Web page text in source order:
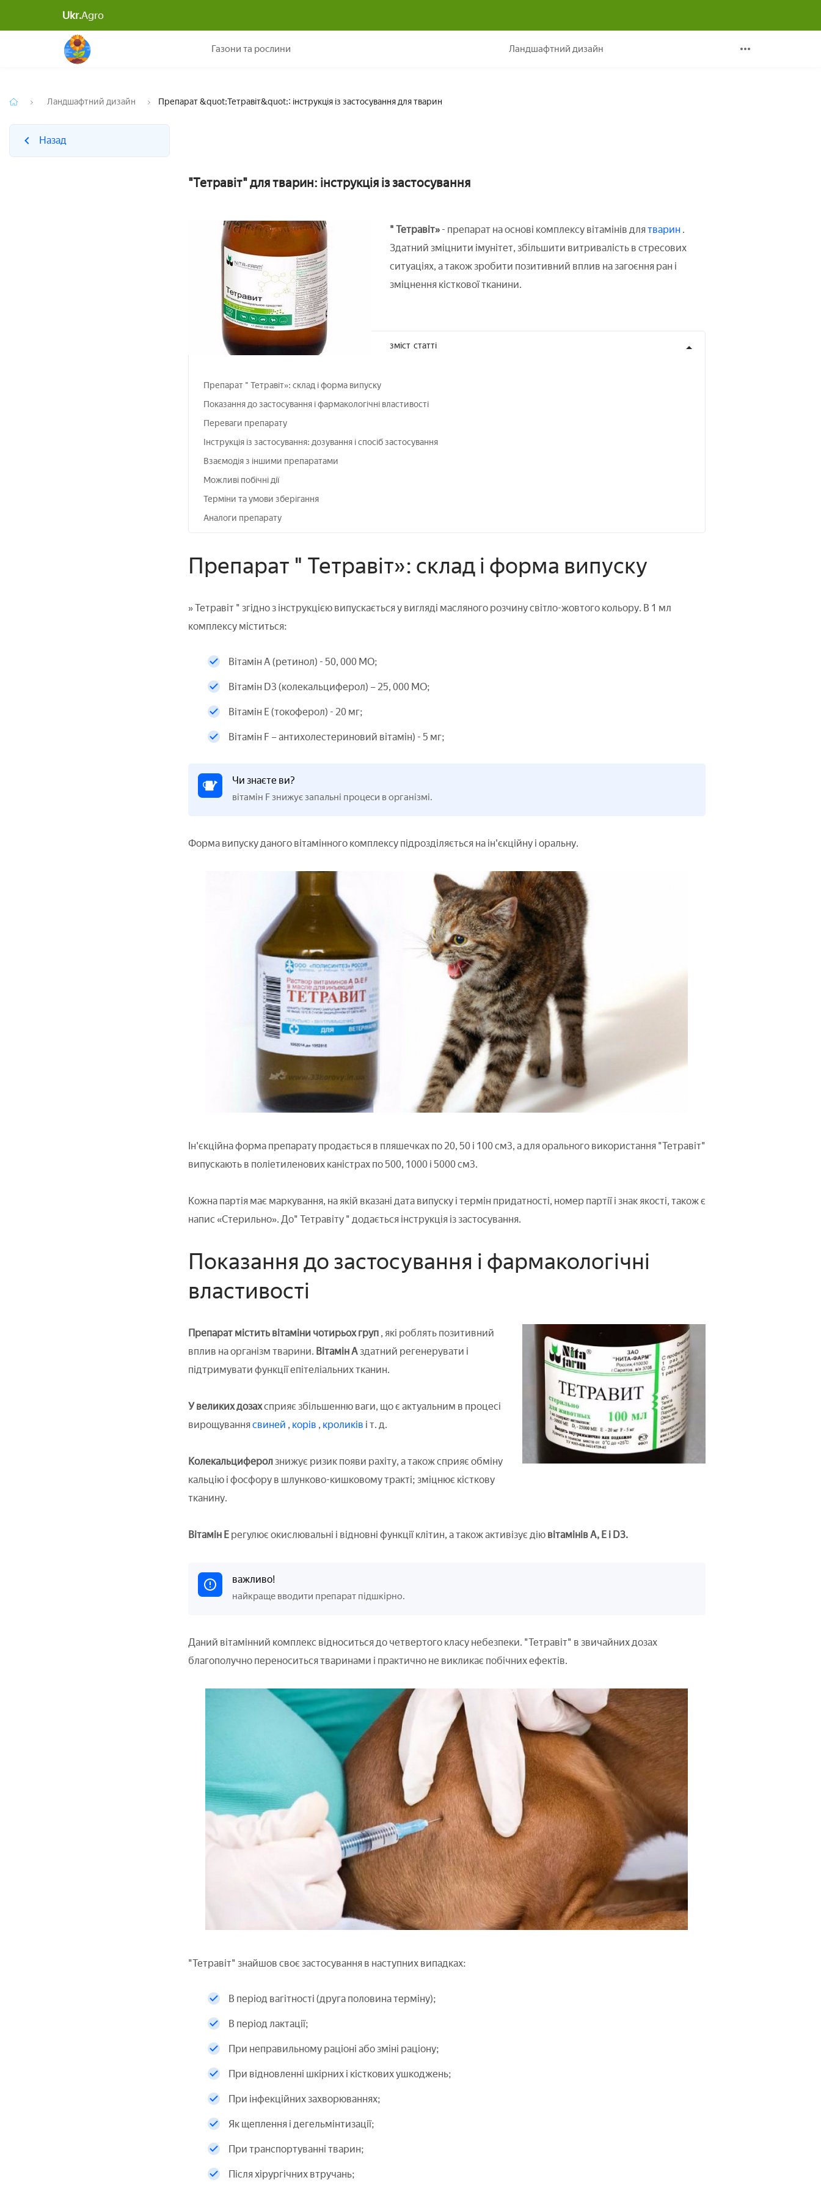
Ukr.Agro
Газони та рослини Ландшафтний дизайн
Назад
Ландшафтний дизайн Препарат &quot;Тетравіт&quot;: інструкція із застосування для тварин
Назад
"Тетравіт" для тварин: інструкція із застосування
" Тетравіт» - препарат на основі комплексу вітамінів длятварин .
Здатний зміцнити імунітет, збільшити витривалість в стресових
ситуаціях, а також зробити позитивний вплив на загоєння ран і
зміцнення кісткової тканини.
зміст статті
Препарат " Тетравіт»: склад і форма випуску
Показання до застосування і фармакологічні властивості
Переваги препарату
Інструкція із застосування: дозування і спосіб застосування
Взаємодія з іншими препаратами
Можливі побічні дії
Терміни та умови зберігання
Аналоги препарату
Препарат " Тетравіт»: склад і форма випуску
» Тетравіт " згідно з інструкцією випускається у вигляді масляного розчину світло-жовтого кольору. В 1 мл
комплексу міститься:
Вітамін А (ретинол) - 50, 000 МО;
Вітамін D3 (колекальциферол) – 25, 000 МО;
Вітамін Е (токоферол) - 20 мг;
Вітамін F – антихолестериновий вітамін) - 5 мг;
Чи знаєте ви?
вітамін F знижує запальні процеси в організмі.
Форма випуску даного вітамінного комплексу підрозділяється на ін'єкційну і оральну.
Ін'єкційна форма препарату продається в пляшечках по 20, 50 і 100 см3, а для орального використання "Тетравіт"
випускають в поліетиленових каністрах по 500, 1000 і 5000 см3.
Кожна партія має маркування, на якій вказані дата випуску і термін придатності, номер партії і знак якості, також є
напис «Стерильно». До" Тетравіту " додається інструкція із застосування.
Показання до застосування і фармакологічні
властивості
Препарат містить вітаміни чотирьох груп , які роблять позитивний
вплив на організм тварини. Вітамін Аздатний регенерувати і
підтримувати функції епітеліальних тканин.
У великих дозахсприяє збільшенню ваги, що є актуальним в процесі
вирощуваннясвиней , корів , кроликів і т. д.
Колекальциферолзнижує ризик появи рахіту, а також сприяє обміну
кальцію і фосфору в шлунково-кишковому тракті; зміцнює кісткову
тканину.
Вітамін Ерегулює окислювальні і відновні функції клітин, а також активізує дію вітамінів А, Е і D3.
важливо!
найкраще вводити препарат підшкірно.
Даний вітамінний комплекс відноситься до четвертого класу небезпеки. "Тетравіт" в звичайних дозах
благополучно переноситься тваринами і практично не викликає побічних ефектів.
"Тетравіт" знайшов своє застосування в наступних випадках:
В період вагітності (друга половина терміну);
В період лактації;
При неправильному раціоні або зміні раціону;
При відновленні шкірних і кісткових ушкоджень;
При інфекційних захворюваннях;
Як щеплення і дегельмінтизації;
При транспортуванні тварин;
Після хірургічних втручань;